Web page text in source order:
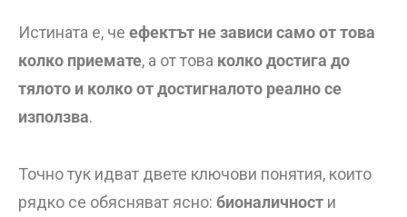
Истината е, че ефектът не зависи само от това
колко приемате, а от това колко достига до
тялото и колко от достигналото реално се
използва.
Точно тук идват двете ключови понятия, които
рядко се обясняват ясно: бионаличност и